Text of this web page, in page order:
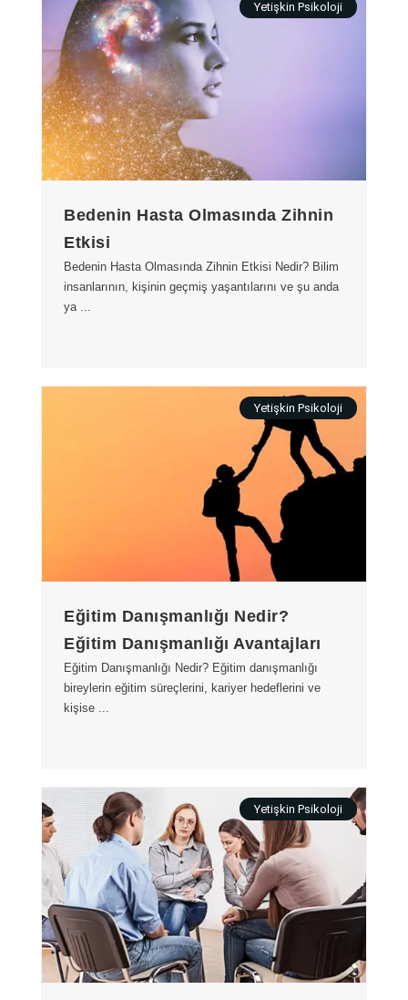
Yetişkin Psikoloji
Bedenin Hasta Olmasında Zihnin
Etkisi
Bedenin Hasta Olmasında Zihnin Etkisi Nedir? Bilim
insanlarının, kişinin geçmiş yaşantılarını ve şu anda
ya ...
Yetişkin Psikoloji
Eğitim Danışmanlığı Nedir?
Eğitim Danışmanlığı Avantajları
Eğitim Danışmanlığı Nedir? Eğitim danışmanlığı
bireylerin eğitim süreçlerini, kariyer hedeflerini ve
kişise ...
Yetişkin Psikoloji